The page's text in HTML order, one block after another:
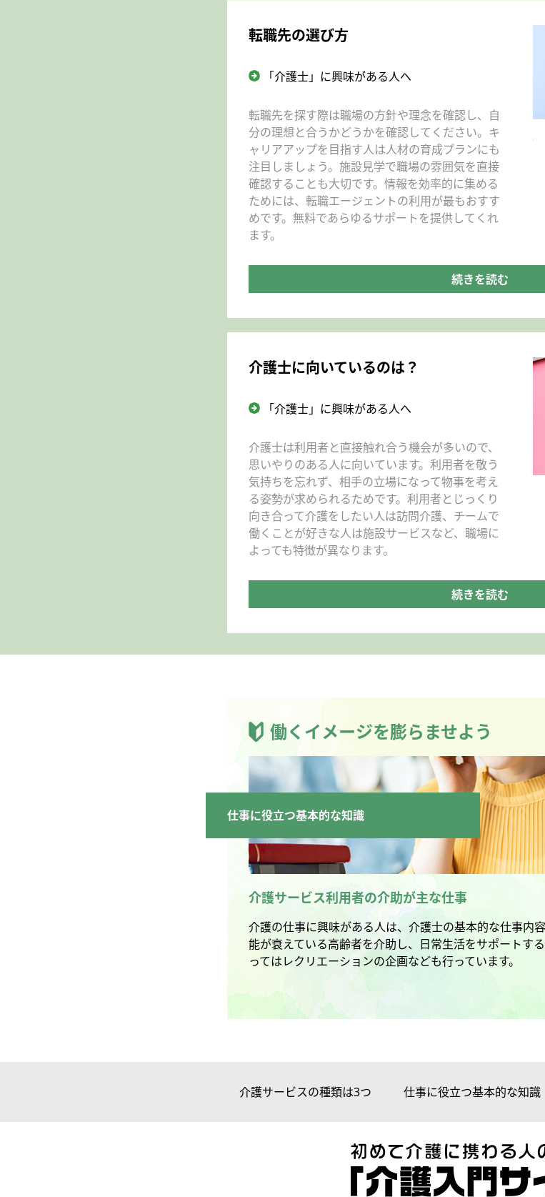
転職先の選び方
「介護士」に興味がある人へ
転職先を探す際は職場の方針や理念を確認し、自
分の理想と合うかどうかを確認してください。キ
ャリアアップを目指す人は人材の育成プランにも
注目しましょう。施設見学で職場の雰囲気を直接
確認することも大切です。情報を効率的に集める
ためには、転職エージェントの利用が最もおすす
めです。無料であらゆるサポートを提供してくれ
ます。
続きを読む
介護士に向いているのは？
「介護士」に興味がある人へ
介護士は利用者と直接触れ合う機会が多いので、
思いやりのある人に向いています。利用者を敬う
気持ちを忘れず、相手の立場になって物事を考え
る姿勢が求められるためです。利用者とじっくり
向き合って介護をしたい人は訪問介護、チームで
働くことが好きな人は施設サービスなど、職場に
よっても特徴が異なります。
続きを読む
働くイメージを膨らませよう
仕事に役立つ基本的な知識
介護サービス利用者の介助が主な仕事
介護の仕事に興味がある人は、介護士の基本的な仕事内
能が衰えている高齢者を介助し、日常生活をサポートす
ってはレクリエーションの企画なども行っています。
介護サービスの種類は3つ 仕事に役立つ基本的な知識